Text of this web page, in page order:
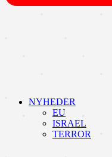
NYHEDER
EU
ISRAEL
TERROR